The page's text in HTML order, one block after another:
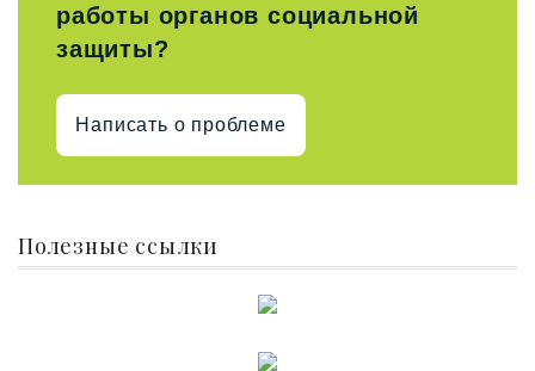
работы органов социальной
защиты?
Написать о проблеме
Полезные ссылки